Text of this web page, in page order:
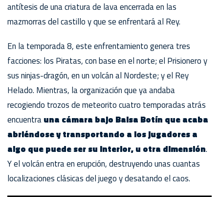
antítesis de una criatura de lava encerrada en las
mazmorras del castillo y que se enfrentará al Rey.
En la temporada 8, este enfrentamiento genera tres
facciones: los Piratas, con base en el norte; el Prisionero y
sus ninjas-dragón, en un volcán al Nordeste; y el Rey
Helado. Mientras, la organización que ya andaba
recogiendo trozos de meteorito cuatro temporadas atrás
encuentrauna cámara bajo Balsa Botín que acaba
abriéndose y transportando a los jugadores a
algo que puede ser su interior, u otra dimensión.
Y el volcán entra en erupción, destruyendo unas cuantas
localizaciones clásicas del juego y desatando el caos.